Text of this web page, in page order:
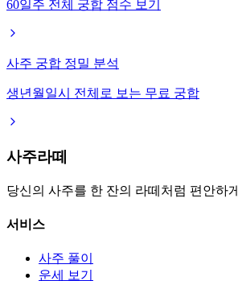
60일주 전체 궁합 점수 보기
사주 궁합 정밀 분석
생년월일시 전체로 보는 무료 궁합
사주라떼
당신의 사주를 한 잔의 라떼처럼 편안하게
서비스
사주 풀이
운세 보기